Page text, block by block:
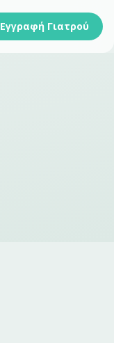
Εγγραφή Γιατρού